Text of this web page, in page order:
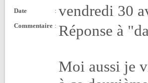
Date : vendredi 30
Commentaire : Réponse à
Moi aussi je